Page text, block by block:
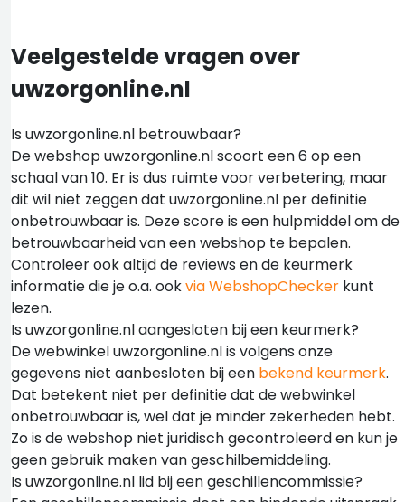
Veelgestelde vragen over
uwzorgonline.nl
Is uwzorgonline.nl betrouwbaar?
De webshop uwzorgonline.nl scoort een 6 op een
schaal van 10. Er is dus ruimte voor verbetering, maar
dit wil niet zeggen dat uwzorgonline.nl per definitie
onbetrouwbaar is. Deze score is een hulpmiddel om de
betrouwbaarheid van een webshop te bepalen.
Controleer ook altijd de reviews en de keurmerk
informatie die je o.a. ookvia WebshopChecker kunt
lezen.
Is uwzorgonline.nl aangesloten bij een keurmerk?
De webwinkel uwzorgonline.nl is volgens onze
gegevens niet aanbesloten bij een bekend keurmerk.
Dat betekent niet per definitie dat de webwinkel
onbetrouwbaar is, wel dat je minder zekerheden hebt.
Zo is de webshop niet juridisch gecontroleerd en kun je
geen gebruik maken van geschilbemiddeling.
Is uwzorgonline.nl lid bij een geschillencommissie?